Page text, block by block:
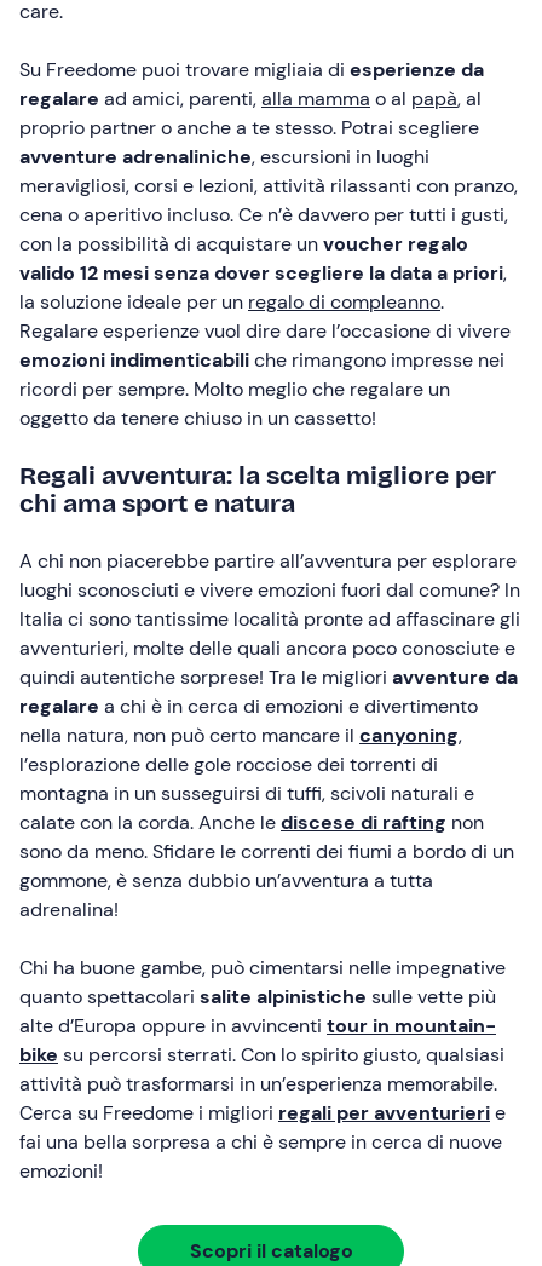
care.
Su Freedome puoi trovare migliaia di esperienze da
regalare ad amici, parenti,alla mamma o al papà, al
proprio partner o anche a te stesso. Potrai scegliere
avventure adrenaliniche, escursioni in luoghi
meravigliosi, corsi e lezioni, attività rilassanti con pranzo,
cena o aperitivo incluso. Ce n’è davvero per tutti i gusti,
con la possibilità di acquistare unvoucher regalo
valido 12 mesisenza dover scegliere la data a priori,
la soluzione ideale per un regalo di compleanno.
Regalare esperienze vuol dire dare l’occasione di vivere
emozioni indimenticabiliche rimangono impresse nei
ricordi per sempre. Molto meglio che regalare un
oggetto da tenere chiuso in un cassetto!
Regali avventura: la scelta migliore per
chi ama sport e natura
A chi non piacerebbe partire all’avventura per esplorare
luoghi sconosciuti e vivere emozioni fuori dal comune? In
Italia ci sono tantissime località pronte ad affascinare gli
avventurieri, molte delle quali ancora poco conosciute e
quindi autentiche sorprese! Tra le migliori avventure da
regalare a chi è in cerca di emozioni e divertimento
nella natura, non può certo mancare il canyoning,
l’esplorazione delle gole rocciose dei torrenti di
montagna in un susseguirsi di tuffi, scivoli naturali e
calate con la corda. Anche lediscese di rafting non
sono da meno. Sfidare le correnti dei fiumi a bordo di un
gommone, è senza dubbio un’avventura a tutta
adrenalina!
Chi ha buone gambe, può cimentarsi nelle impegnative
quanto spettacolari salite alpinistiche sulle vette più
alte d’Europa oppure in avvincenti tour in mountain-
bike su percorsi sterrati. Con lo spirito giusto, qualsiasi
attività può trasformarsi in un’esperienza memorabile.
Cerca su Freedome i migliori regali per avventurierie
fai una bella sorpresa a chi è sempre in cerca di nuove
emozioni!
Scopri il catalogo